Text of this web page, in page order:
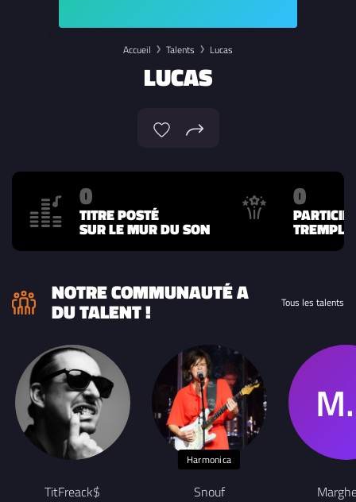
Accueil Talents Lucas
LUCAS
0
TITRE POSTÉ
SUR LE MUR DU SON
0
NOTRE COMMUNAUTÉ A
DU TALENT ! Tous les talents
TitFreack$
Harmonica
Snouf